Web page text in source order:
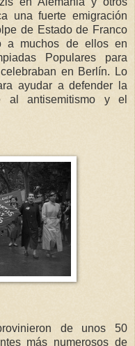
una fuerte emigración
de Estado de Franco
a muchos de ellos en
Populares para
en Berlín. Lo
ayudar a defender la
al antisemitismo y el
de unos 50
más numerosos de